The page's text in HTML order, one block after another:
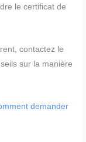
le certificat de
contactez le
sur la manière
demander